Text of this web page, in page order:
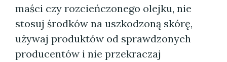
maści czy rozcieńczonego olejku, nie
stosuj środków na uszkodzoną skórę,
używaj produktów od sprawdzonych
producentów i nie przekraczaj